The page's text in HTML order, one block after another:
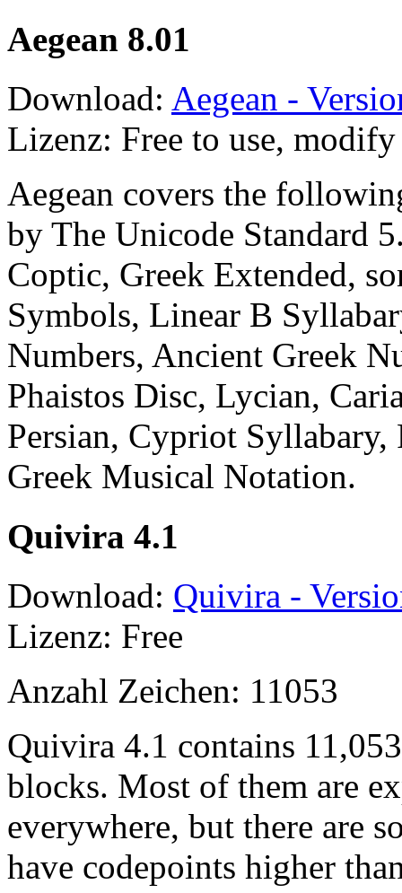
Aegean 8.01
Download: Aegean -
Lizenz: Free to use,
Aegean covers the
by The Unicode Standard
Coptic, Greek Extended,
Symbols, Linear B
Numbers, Ancient Greek
Phaistos Disc, Lycian,
Persian, Cypriot
Greek Musical Notation.
Quivira 4.1
Download: Quivira -
Lizenz: Free
Anzahl Zeichen: 11053
Quivira 4.1 contains
blocks. Most of them are
everywhere, but there are
have codepoints higher